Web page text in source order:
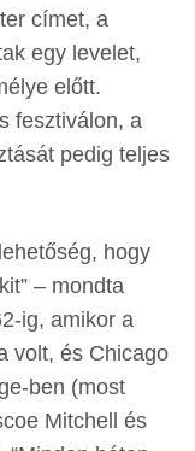
címet, a
egy levelet,
előtt.
fesztiválon, a
pedig teljes
hogy
– mondta
ig, amikor a
volt, és Chicago
ben (most
Mitchell és